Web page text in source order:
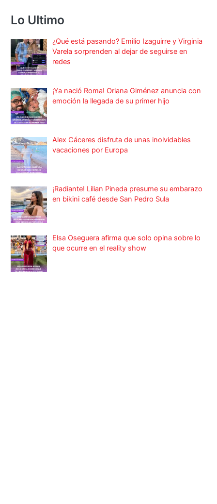
Lo Ultimo
¿Qué está pasando? Emilio Izaguirre y Virginia
Varela sorprenden al dejar de seguirse en
redes
¡Ya nació Roma! Oriana Giménez anuncia con
emoción la llegada de su primer hijo
Alex Cáceres disfruta de unas inolvidables
vacaciones por Europa
¡Radiante! Lilian Pineda presume su embarazo
en bikini café desde San Pedro Sula
Elsa Oseguera afirma que solo opina sobre lo
que ocurre en el reality show